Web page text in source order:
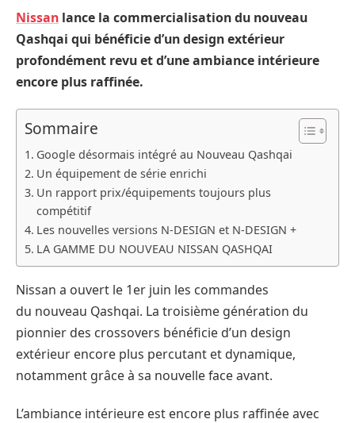
Nissan lance la commercialisation du nouveau
Qashqai qui bénéficie d’un design extérieur
profondément revu et d’une ambiance intérieure
encore plus raffinée.
Sommaire
Google désormais intégré au Nouveau Qashqai
Un équipement de série enrichi
Un rapport prix/équipements toujours plus
compétitif
Les nouvelles versions N-DESIGN et N-DESIGN +
LA GAMME DU NOUVEAU NISSAN QASHQAI
Nissan a ouvert le 1er juin les commandes
du nouveau Qashqai. La troisième génération du
pionnier des crossovers bénéficie d’un design
extérieur encore plus percutant et dynamique,
notamment grâce à sa nouvelle face avant.
L’ambiance intérieure est encore plus raffinée avec